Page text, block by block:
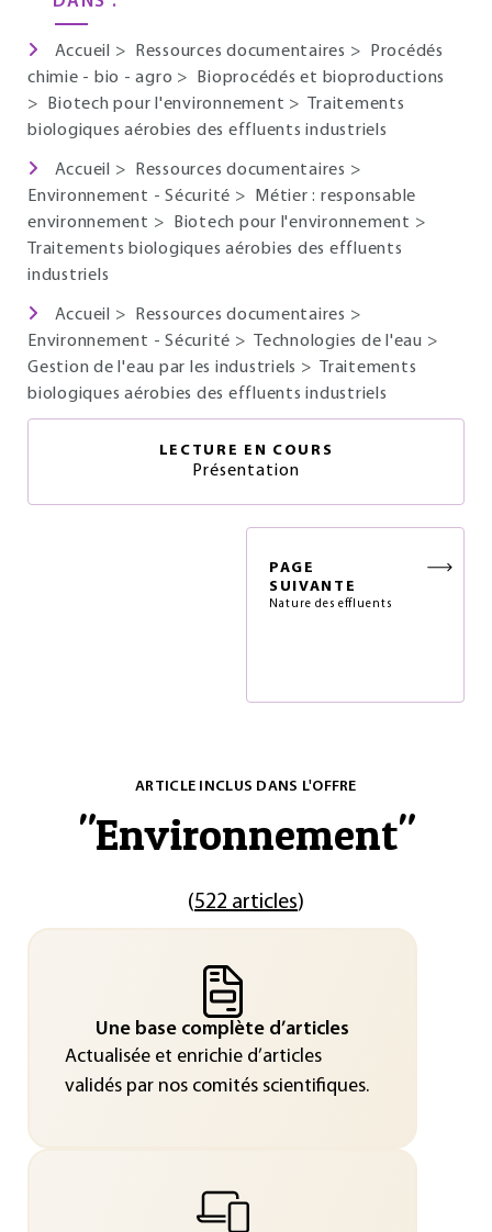
Accueil > Ressources documentaires >
Procédés
chimie - bio - agro >
Bioprocédés et bioproductions
>
Biotech pour l'environnement >
Traitements
biologiques aérobies des effluents industriels
Accueil > Ressources documentaires >
Environnement - Sécurité >
Métier : responsable
environnement > Biotech pour l'environnement >
Traitements biologiques aérobies des effluents
industriels
Accueil > Ressources documentaires >
Environnement - Sécurité > Technologies de l'eau >
Gestion de l'eau par les industriels >
Traitements
biologiques aérobies des effluents industriels
LECTURE EN COURS
Présentation
PAGE
SUIVANTE
Nature des effluents
ARTICLE INCLUS DANS L'OFFRE
"Environnement"
(522 articles)
Une base complète d’articles
Actualisée et enrichie d’articles
validés par nos comités scientifiques.